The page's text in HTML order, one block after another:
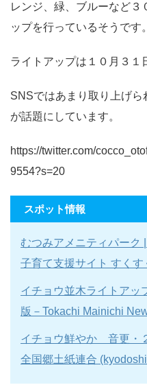
レンジ、緑、ブルーなど３
ップを行っているそうです。
ライトアップは１０月３１
SNSではあまり取り上げ
が話題にしています。
https://twitter.com/
9554?s=20
スポット情報
むつみアメニティパーク
子育て支援サイト すく
イチョウ並木ライトア
版－Tokachi Mainichi
イチョウ鮮やか 音更・
全国郷土紙連合